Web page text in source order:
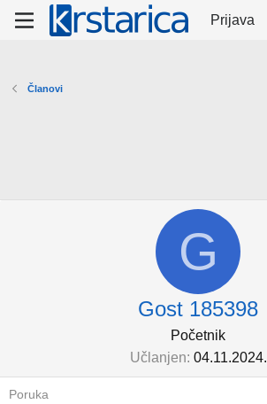
Prijava
Članovi
G
Gost 185398
Početnik
Učlanjen 04.11.2024.
Poruka